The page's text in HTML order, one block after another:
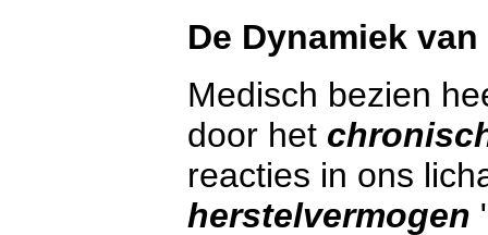
De Dynamiek
Medisch bezien
door het
reacties in ons
herstelvermogen